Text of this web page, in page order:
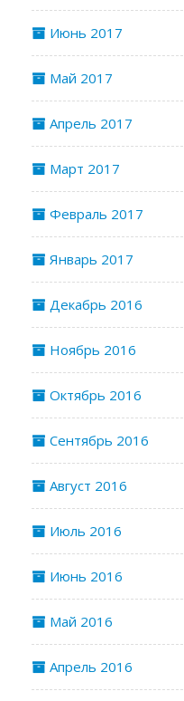
Июнь 2017
Май 2017
Апрель 2017
Март 2017
Февраль 2017
Январь 2017
Декабрь 2016
Ноябрь 2016
Октябрь 2016
Сентябрь 2016
Август 2016
Июль 2016
Июнь 2016
Май 2016
Апрель 2016